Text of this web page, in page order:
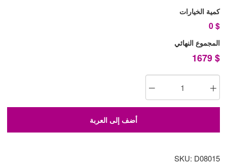
كمية الخيارات
$
0
المجموع النهائي
$
1679
أضف إلى العربة
SKU: D08015